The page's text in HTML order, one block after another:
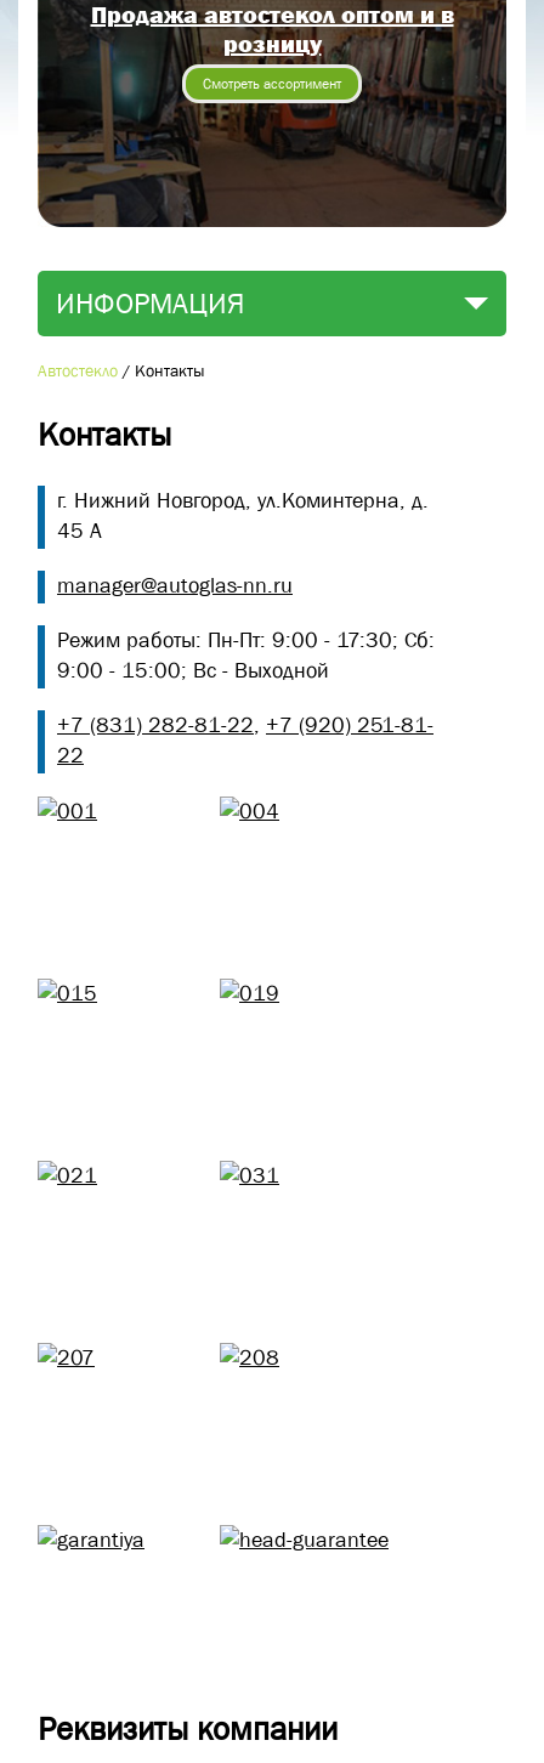
Продажа автостекол оптом и в
розницу
Смотреть ассортимент
ИНФОРМАЦИЯ
Автостекло / Контакты
Контакты
г. Нижний Новгород, ул.Коминтерна, д.
45 А
manager@autoglas-nn.ru
Режим работы: Пн-Пт: 9:00 - 17:30; Сб:
9:00 - 15:00; Вс - Выходной
+7 (831) 282-81-22, +7 (920) 251-81-
22
Реквизиты компании
Отправить
Отправить заявку